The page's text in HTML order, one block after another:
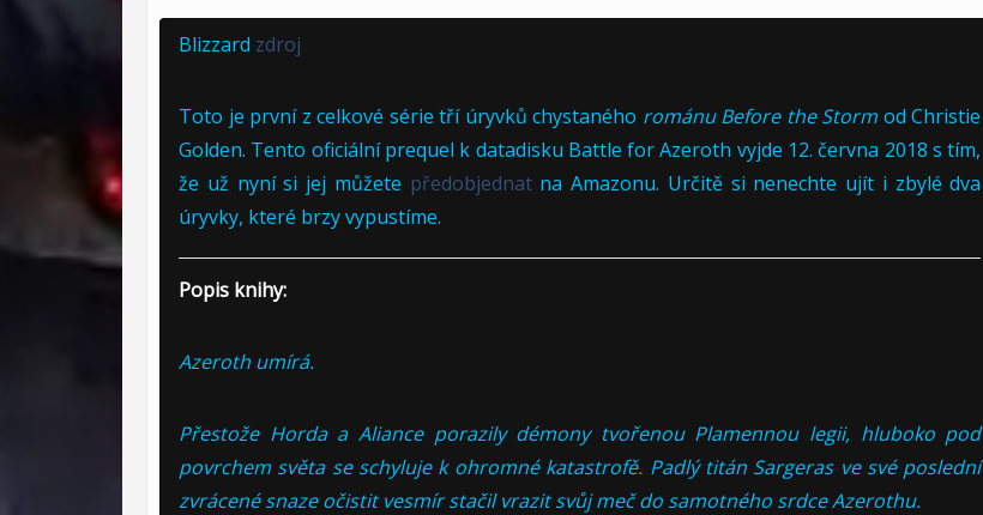
Blizzard zdroj
Toto je první z celkové série tří úryvků chystaného románu Before the Storm od Christie
Golden. Tento oficiální prequel k datadisku Battle for Azeroth vyjde 12. června 2018 s tím,
že už nyní si jej můžete předobjednatna Amazonu. Určitě si nenechte ujít i zbylé dva
úryvky, které brzy vypustíme.
Popis knihy:
Azeroth umírá.
Přestože Horda a Aliance porazily démony tvořenou Plamennou legii, hluboko pod
povrchem světa se schyluje k ohromné katastrofě. Padlý titán Sargeras ve své poslední
zvrácené snaze očistit vesmír stačil vrazit svůj meč do samotného srdce Azerothu.